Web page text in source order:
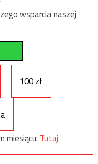
wsparcia naszej
100 zł
miesiącu: Tutaj